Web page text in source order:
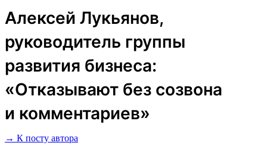
Алексей Лукьянов,
руководитель группы
развития бизнеса:
«Отказывают без созвона
и комментариев»
→ К посту автора